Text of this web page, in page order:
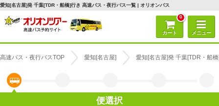
愛知[名古屋]発 千葉[TDR・船橋]行き 高速バス・夜行バス一覧 | オリオンバス
0
カート メニュー
高速バス・夜行バスTOP 愛知[名古屋] 愛知[名古屋]発 千葉[TDR・船
便選択